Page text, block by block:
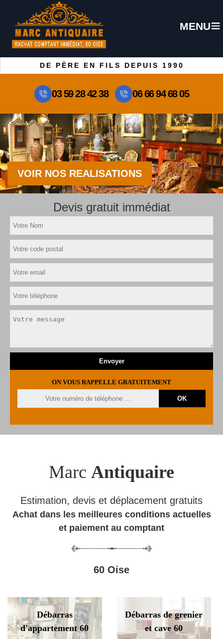
MENU
DE PÈRE EN FILS DEPUIS 1990
03 59 28 42 38 06 66 94 68 05
VOIR NOS REALISATIONS
Devis gratuit immédiat
ON VOUS RAPPELLE GRATUITEMENT
Marc Antiquaire
Estimation, devis et déplacement gratuits
Achat dans les meilleures conditions actuelles
et paiement au comptant
60 Oise
Débarras
d'appartement 60
Débarras de grenier
et cave 60